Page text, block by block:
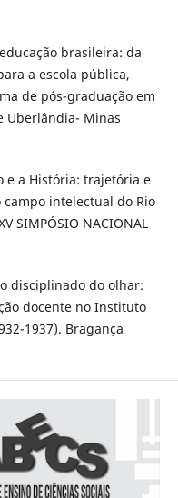
brasileira: da
a escola pública,
de pós-graduação em
Uberlândia- Minas
e a História: trajetória e
intelectual do Rio
SIMPÓSIO NACIONAL
disciplinado do olhar:
docente no Instituto
1937). Bragança